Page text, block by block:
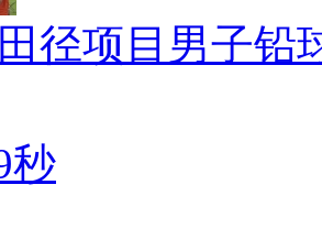
径项目男子铅
秒